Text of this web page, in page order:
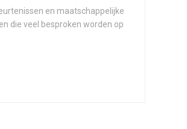
en maatschappelijke
die veel besproken worden op